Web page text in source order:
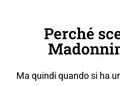
Perché
Ma quindi quando si ha